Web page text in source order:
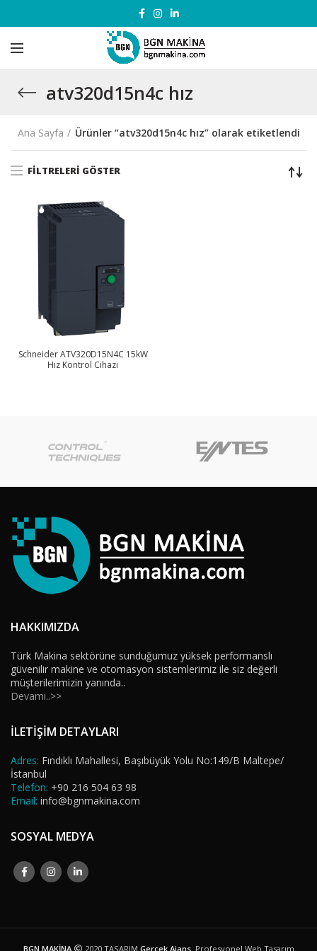
atv320d15n4c hız
Ana Sayfa Ürünler “atv320d15n4c hız” olarak etiketlendi
FILTRELERI GÖSTER
Schneider ATV320D15N4C 15kW
Hız Kontrol Cihazı
HAKKIMIZDA
Türk Makina sektörüne sunduğumuz yüksek performanslı
güvenilir makine ve otomasyon sistemlerimiz ile siz değerli
müşterilerimizin yanında..
Devamı..>>
İLETİŞİM DETAYLARI
Adres: Fındıklı Mahallesi, Başıbüyük Yolu No:149/B Maltepe/
İstanbul
Telefon: +90 216 504 63 98
Email: info@bgnmakina.com
SOSYAL MEDYA
BGN MAKİNA 2020 TASARIM Gerçek Ajans. Profesyonel Web Tasarım